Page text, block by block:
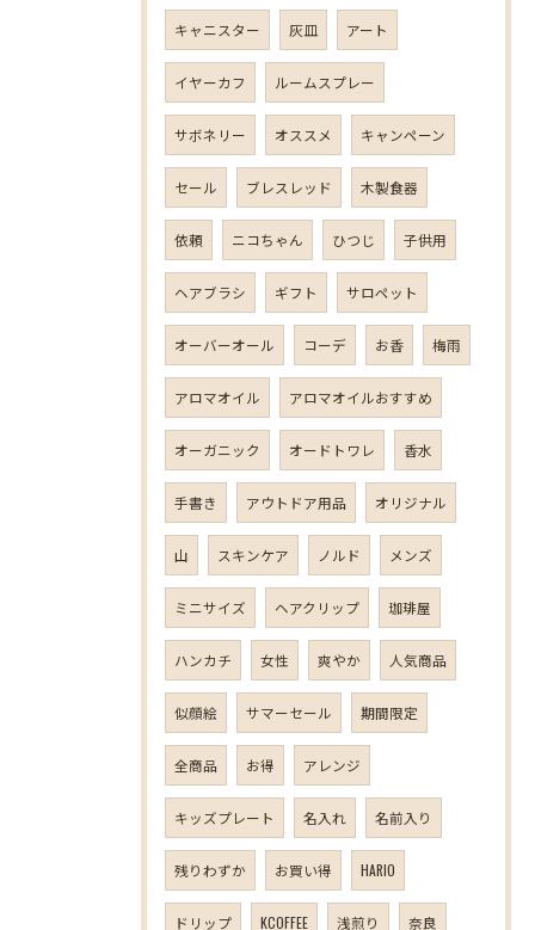
キャニスター 灰皿 アート
イヤーカフ ルームスプレー
サボネリー オススメ キャンペーン
セール ブレスレッド 木製食器
依頼 ニコちゃん ひつじ 子供用
ヘアブラシ ギフト サロペット
オーバーオール コーデ お香 梅雨
アロマオイル アロマオイルおすすめ
オーガニック オードトワレ 香水
手書き アウトドア用品 オリジナル
山 スキンケア ノルド メンズ
ミニサイズ ヘアクリップ 珈琲屋
ハンカチ 女性 爽やか 人気商品
似顔絵 サマーセール 期間限定
全商品 お得 アレンジ
キッズプレート 名入れ 名前入り
残りわずか お買い得 HARIO
ドリップ KCOFFEE 浅煎り 奈良